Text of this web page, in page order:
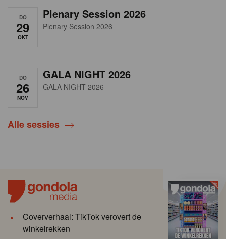
DO
29
OKT
Plenary Session 2026
Plenary Session 2026
DO
26
NOV
GALA NIGHT 2026
GALA NIGHT 2026
Alle sessies
Coververhaal: TikTok verovert de
winkelrekken